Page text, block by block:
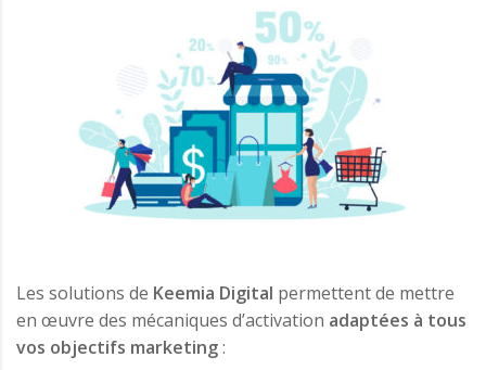
Les solutions de Keemia Digital permettent de mettre
en œuvre des mécaniques d’activation adaptées à tous
vos objectifs marketing: